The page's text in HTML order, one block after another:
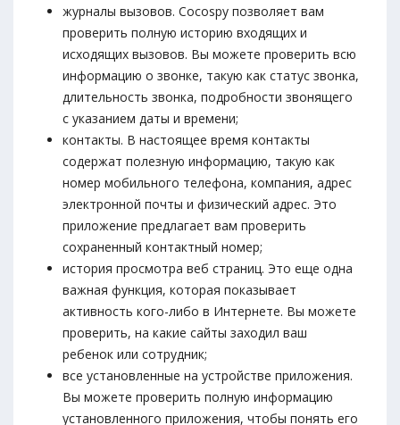
журналы вызовов. Cocospy позволяет вам
проверить полную историю входящих и
исходящих вызовов. Вы можете проверить всю
информацию о звонке, такую ​​как статус звонка,
длительность звонка, подробности звонящего
с указанием даты и времени;
контакты. В настоящее время контакты
содержат полезную информацию, такую ​​как
номер мобильного телефона, компания, адрес
электронной почты и физический адрес. Это
приложение предлагает вам проверить
сохраненный контактный номер;
история просмотра веб страниц. Это еще одна
важная функция, которая показывает
активность кого-либо в Интернете. Вы можете
проверить, на какие сайты заходил ваш
ребенок или сотрудник;
все установленные на устройстве приложения.
Вы можете проверить полную информацию
установленного приложения, чтобы понять его